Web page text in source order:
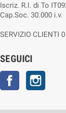
Iscriz. R.I. di To
Cap.Soc. 30.000 i.v.
SERVIZIO CLIENTI
SEGUICI
Facebook